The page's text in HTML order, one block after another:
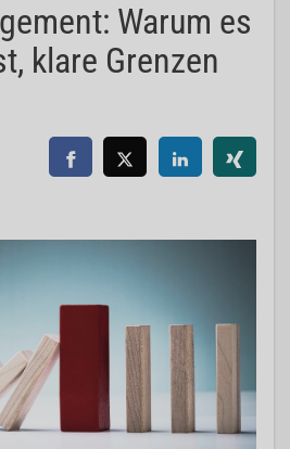
Warum es
klare Grenzen